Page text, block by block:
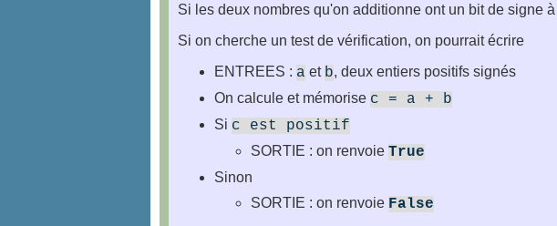
Si les deux nombres qu'on additionne ont un bit de signe
Si on cherche un test de vérification, on pourrait écrire
ENTREES : a et b, deux entiers positifs signés
On calcule et mémorise c = a + b
Si c est positif
SORTIE : on renvoie True
Sinon
SORTIE : on renvoie False